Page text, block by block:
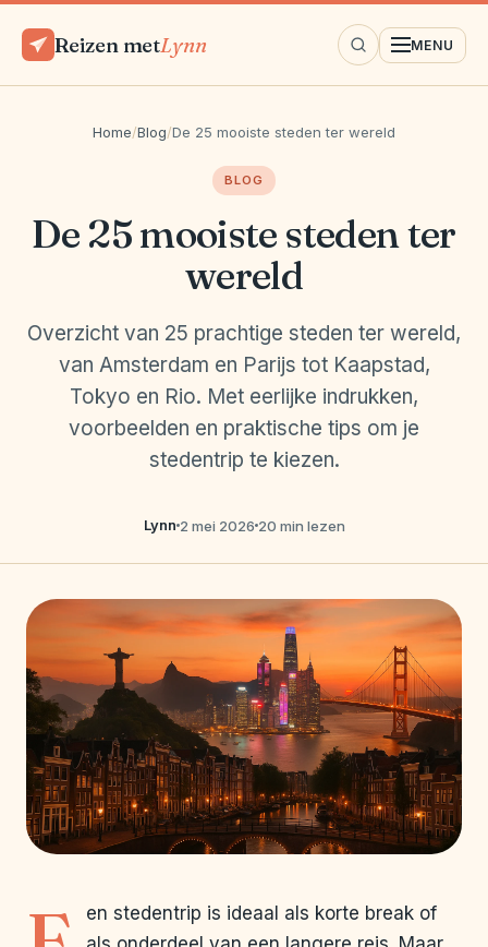
Reizen metLynn MENU
Home/Blog/De 25 mooiste steden ter wereld
BLOG
De 25 mooiste steden ter
wereld
Overzicht van 25 prachtige steden ter wereld,
van Amsterdam en Parijs tot Kaapstad,
Tokyo en Rio. Met eerlijke indrukken,
voorbeelden en praktische tips om je
stedentrip te kiezen.
Lynn 2 mei 2026 20 min lezen
en stedentrip is ideaal als korte break of